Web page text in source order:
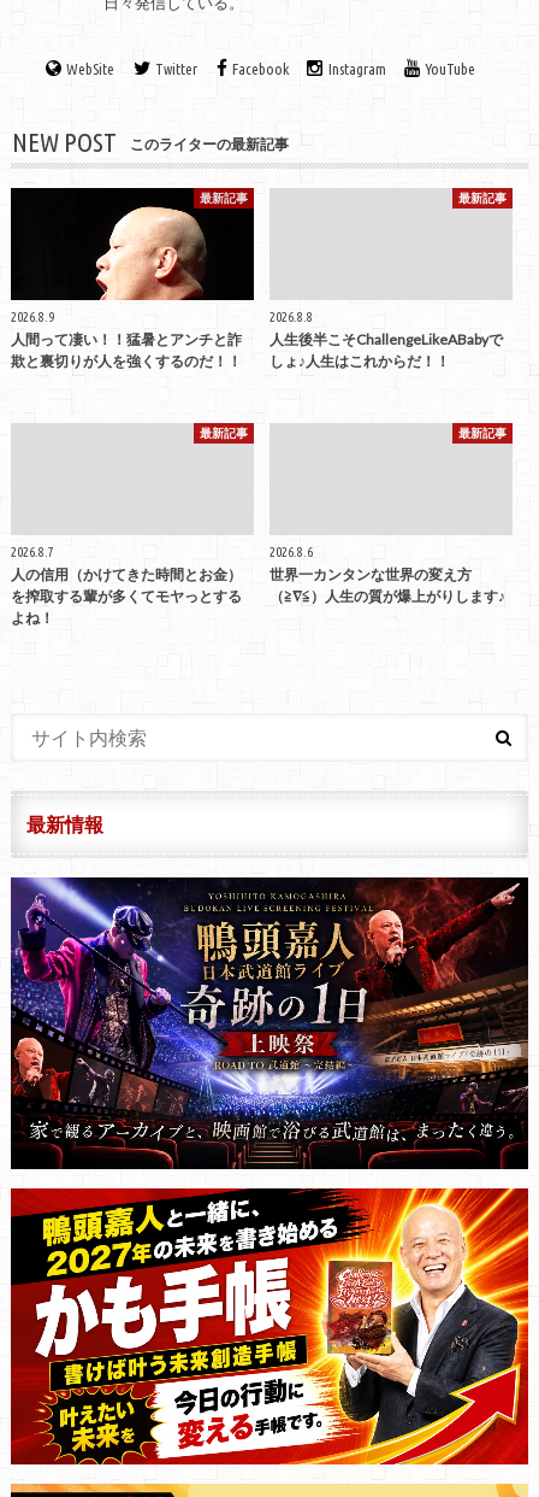
WebSite Twitter Facebook Instagram YouTube
NEW POST このライターの最新記事
最新記事
2026.8.9
人間って凄い！！猛暑とアンチと詐
欺と裏切りが人を強くするのだ！！
最新記事
2026.8.8
人生後半こそChallengeLikeABabyで
しょ♪人生はこれからだ！！
最新記事
2026.8.7
人の信用（かけてきた時間とお金）
を搾取する輩が多くてモヤっとする
よね！
最新記事
2026.8.6
世界一カンタンな世界の変え方
（≧∇≦）人生の質が爆上がりします♪
最新情報